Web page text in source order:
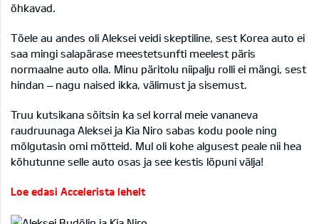
õhkavad.
Tõele au andes oli Aleksei veidi skeptiline, sest Korea auto ei
saa mingi salapärase meestetsunfti meelest päris
normaalne auto olla. Minu päritolu niipalju rolli ei mängi, sest
hindan – nagu naised ikka, välimust ja sisemust.
Truu kutsikana sõitsin ka sel korral meie vananeva
raudruunaga Aleksei ja Kia Niro sabas kodu poole ning
mõlgutasin omi mõtteid. Mul oli kohe algusest peale nii hea
kõhutunne selle auto osas ja see kestis lõpuni välja!
Loe edasi Accelerista lehelt